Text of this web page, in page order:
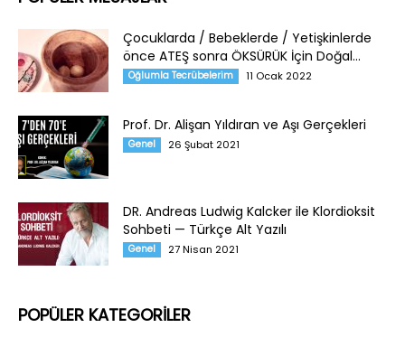
Çocuklarda / Bebeklerde / Yetişkinlerde
önce ATEŞ sonra ÖKSÜRÜK İçin Doğal...
Oğlumla Tecrübelerim 11 Ocak 2022
Prof. Dr. Alişan Yıldıran ve Aşı Gerçekleri
Genel 26 Şubat 2021
DR. Andreas Ludwig Kalcker ile Klordioksit
Sohbeti — Türkçe Alt Yazılı
Genel 27 Nisan 2021
POPÜLER KATEGORİLER